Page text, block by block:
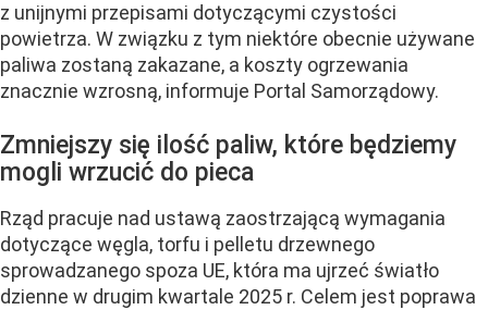
z unijnymi przepisami dotyczącymi czystości
powietrza. W związku z tym niektóre obecnie używane
paliwa zostaną zakazane, a koszty ogrzewania
znacznie wzrosną, informuje Portal Samorządowy.
Zmniejszy się ilość paliw, które będziemy
mogli wrzucić do pieca
Rząd pracuje nad ustawą zaostrzającą wymagania
dotyczące węgla, torfu i pelletu drzewnego
sprowadzanego spoza UE, która ma ujrzeć światło
dzienne w drugim kwartale 2025 r. Celem jest poprawa